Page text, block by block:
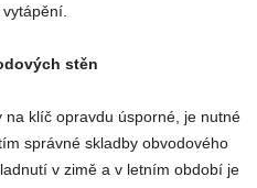
stěn
klíč opravdu úsporné, je nutné
správné skladby obvodového
v zimě a v letním období je